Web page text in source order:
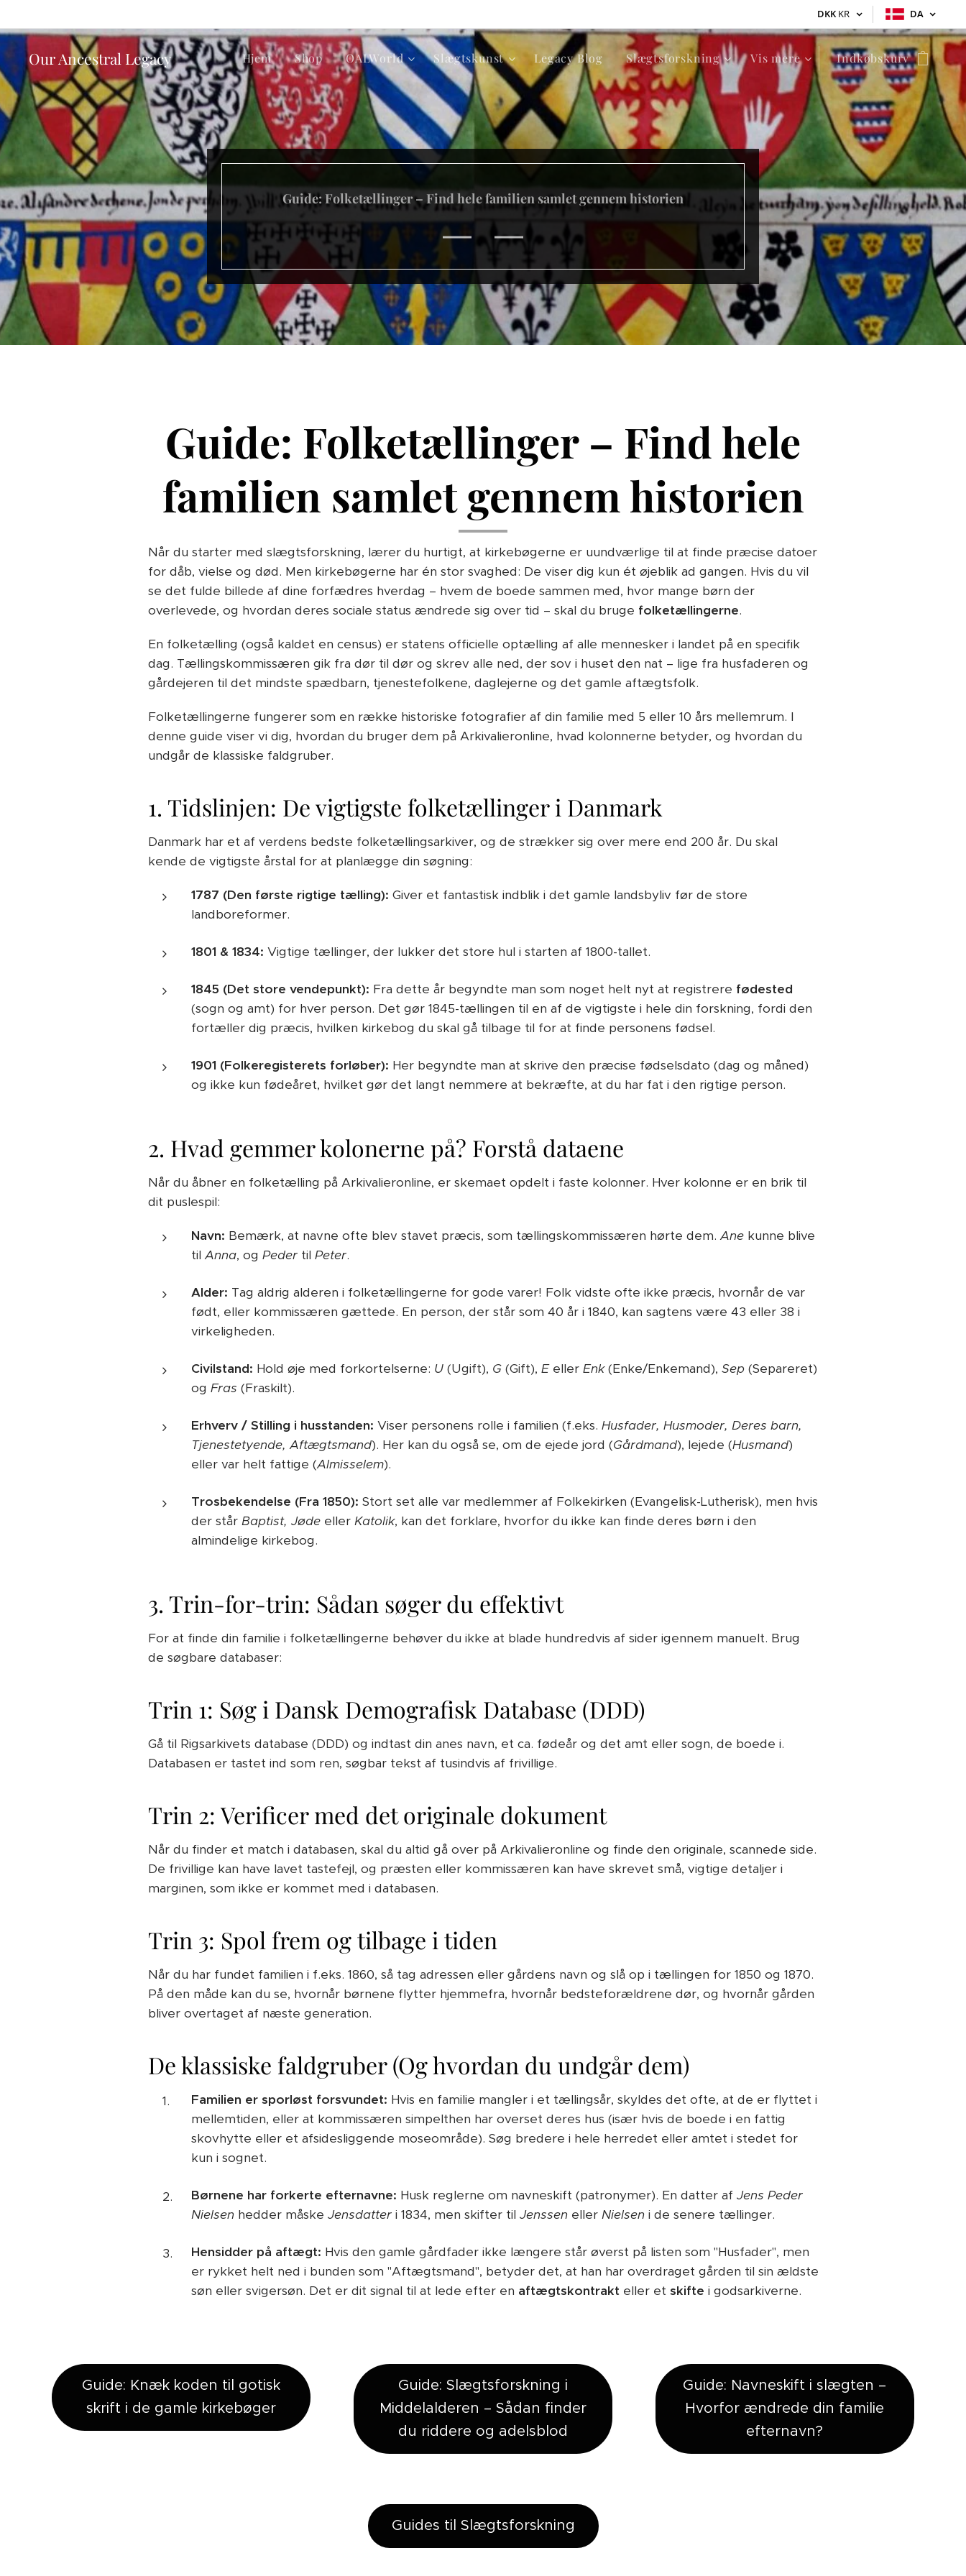
DKK KR DA
Our Ancestral Legacy Hjem Shop OALWorld Slægtskunst Legacy Blog Slægtsforskning Vis mere Indkøbskurv
Guide: Folketællinger – Find hele familien samlet gennem historien
Guide: Folketællinger – Find hele
familien samlet gennem historien
Når du starter med slægtsforskning, lærer du hurtigt, at kirkebøgerne er uundværlige til at finde præcise datoer
for dåb, vielse og død. Men kirkebøgerne har én stor svaghed: De viser dig kun ét øjeblik ad gangen. Hvis du vil
se det fulde billede af dine forfædres hverdag – hvem de boede sammen med, hvor mange børn der
overlevede, og hvordan deres sociale status ændrede sig over tid – skal du bruge folketællingerne.
En folketælling (også kaldet en census) er statens officielle optælling af alle mennesker i landet på en specifik
dag. Tællingskommissæren gik fra dør til dør og skrev alle ned, der sov i huset den nat – lige fra husfaderen og
gårdejeren til det mindste spædbarn, tjenestefolkene, daglejerne og det gamle aftægtsfolk.
Folketællingerne fungerer som en række historiske fotografier af din familie med 5 eller 10 års mellemrum. I
denne guide viser vi dig, hvordan du bruger dem på Arkivalieronline, hvad kolonnerne betyder, og hvordan du
undgår de klassiske faldgruber.
1. Tidslinjen: De vigtigste folketællinger i Danmark
Danmark har et af verdens bedste folketællingsarkiver, og de strækker sig over mere end 200 år. Du skal
kende de vigtigste årstal for at planlægge din søgning:
1787 (Den første rigtige tælling): Giver et fantastisk indblik i det gamle landsbyliv før de store
landboreformer.
1801 & 1834: Vigtige tællinger, der lukker det store hul i starten af 1800-tallet.
1845 (Det store vendepunkt): Fra dette år begyndte man som noget helt nyt at registrere fødested
(sogn og amt) for hver person. Det gør 1845-tællingen til en af de vigtigste i hele din forskning, fordi den
fortæller dig præcis, hvilken kirkebog du skal gå tilbage til for at finde personens fødsel.
1901 (Folkeregisterets forløber): Her begyndte man at skrive den præcise fødselsdato (dag og måned)
og ikke kun fødeåret, hvilket gør det langt nemmere at bekræfte, at du har fat i den rigtige person.
2. Hvad gemmer kolonerne på? Forstå dataene
Når du åbner en folketælling på Arkivalieronline, er skemaet opdelt i faste kolonner. Hver kolonne er en brik til
dit puslespil:
Navn: Bemærk, at navne ofte blev stavet præcis, som tællingskommissæren hørte dem.Anekunne blive
tilAnna, og Pedertil Peter.
Alder: Tag aldrig alderen i folketællingerne for gode varer! Folk vidste ofte ikke præcis, hvornår de var
født, eller kommissæren gættede. En person, der står som 40 år i 1840, kan sagtens være 43 eller 38 i
virkeligheden.
Civilstand: Hold øje med forkortelserne: U(Ugift), G(Gift), Eeller Enk(Enke/Enkemand), Sep(Separeret)
og Fras (Fraskilt).
Erhverv / Stilling i husstanden: Viser personens rolle i familien (f.eks. Husfader, Husmoder, Deres barn,
Tjenestetyende, Aftægtsmand). Her kan du også se, om de ejede jord (Gårdmand), lejede (Husmand)
eller var helt fattige (Almisselem).
Trosbekendelse (Fra 1850): Stort set alle var medlemmer af Folkekirken (Evangelisk-Lutherisk), men hvis
der står Baptist, Jødeeller Katolik, kan det forklare, hvorfor du ikke kan finde deres børn i den
almindelige kirkebog.
3. Trin-for-trin: Sådan søger du effektivt
For at finde din familie i folketællingerne behøver du ikke at blade hundredvis af sider igennem manuelt. Brug
de søgbare databaser:
Trin 1: Søg i Dansk Demografisk Database (DDD)
Gå til Rigsarkivets database (DDD) og indtast din anes navn, et ca. fødeår og det amt eller sogn, de boede i.
Databasen er tastet ind som ren, søgbar tekst af tusindvis af frivillige.
Trin 2: Verificer med det originale dokument
Når du finder et match i databasen, skal du altid gå over på Arkivalieronline og finde den originale, scannede side.
De frivillige kan have lavet tastefejl, og præsten eller kommissæren kan have skrevet små, vigtige detaljer i
marginen, som ikke er kommet med i databasen.
Trin 3: Spol frem og tilbage i tiden
Når du har fundet familien i f.eks. 1860, så tag adressen eller gårdens navn og slå op i tællingen for 1850 og 1870.
På den måde kan du se, hvornår børnene flytter hjemmefra, hvornår bedsteforældrene dør, og hvornår gården
bliver overtaget af næste generation.
De klassiske faldgruber (Og hvordan du undgår dem)
Familien er sporløst forsvundet: Hvis en familie mangler i et tællingsår, skyldes det ofte, at de er flyttet i
mellemtiden, eller at kommissæren simpelthen har overset deres hus (især hvis de boede i en fattig
skovhytte eller et afsidesliggende moseområde). Søg bredere i hele herredet eller amtet i stedet for
kun i sognet.
Børnene har forkerte efternavne: Husk reglerne om navneskift (patronymer). En datter af Jens Peder
Nielsenhedder måske Jensdatteri 1834, men skifter til Jensseneller Nielseni de senere tællinger.
Hensidder på aftægt: Hvis den gamle gårdfader ikke længere står øverst på listen som "Husfader", men
er rykket helt ned i bunden som "Aftægtsmand", betyder det, at han har overdraget gården til sin ældste
søn eller svigersøn. Det er dit signal til at lede efter en aftægtskontrakteller et skifte i godsarkiverne.
Guide: Knæk koden til gotisk
skrift i de gamle kirkebøger
Guide: Slægtsforskning i
Middelalderen – Sådan finder
du riddere og adelsblod
Guide: Navneskift i slægten –
Hvorfor ændrede din familie
efternavn?
Guides til Slægtsforskning